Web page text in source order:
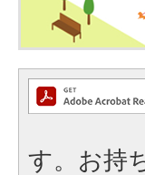
す。お持